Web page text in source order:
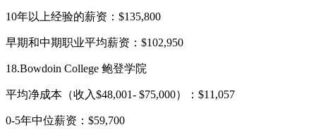
10年以上经验的薪资：$135,800
早期和中期职业平均薪资：$102,950
18.Bowdoin College 鲍登学院
平均净成本（收入$48,001- $75,000）：$11,057
0-5年中位薪资：$59,700